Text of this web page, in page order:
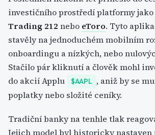
investičního prostředí platformy jako
Trading 212 nebo eToro. Tyto
stavěly na jednoduchém mobilním
onboardingu a nízkých, nebo
Stačilo pár kliknutí a člověk mohl
do akcií Applu
$AAPL , aniž by se
poplatky nebo složité ceníky.
Tradiční banky na tenhle tlak
Jejich model byl historicky